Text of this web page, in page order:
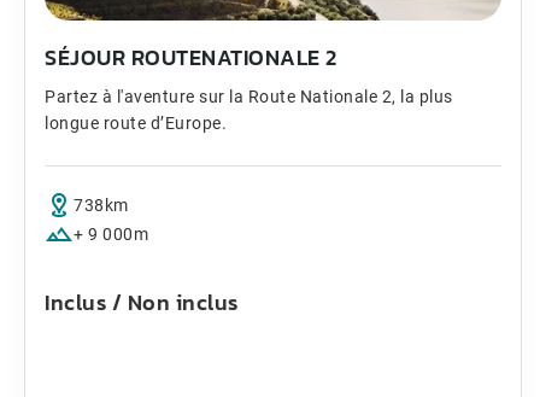
SÉJOUR ROUTENATIONALE 2
Partez à l'aventure sur la Route Nationale 2, la plus
longue route d’Europe.
738km
+ 9 000m
Inclus / Non inclus